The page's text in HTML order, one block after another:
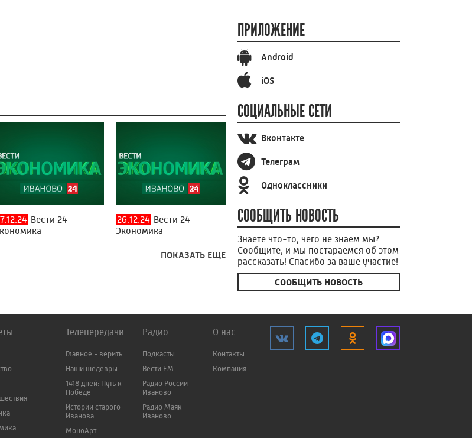
Вести 24 -
26.12.24 Вести 24 -
Экономика
ПОКАЗАТЬ ЕЩЕ
ПРИЛОЖЕНИЕ
Android
iOS
СОЦИАЛЬНЫЕ СЕТИ
Вконтакте
Телеграм
Одноклассники
СООБЩИТЬ НОВОСТЬ
Знаете что-то, чего не знаем мы?
Сообщите, и мы постараемся об этом
рассказать! Спасибо за ваше участие!
СООБЩИТЬ НОВОСТЬ
Телепередачи
Главное - верить
Наши шедевры
1418 дней: Путь к
Победе
Истории старого
Иванова
МоноАрт
Радио
Подкасты
Вести FM
Радио России
Иваново
Радио Маяк
Иваново
О нас
Контакты
Компания